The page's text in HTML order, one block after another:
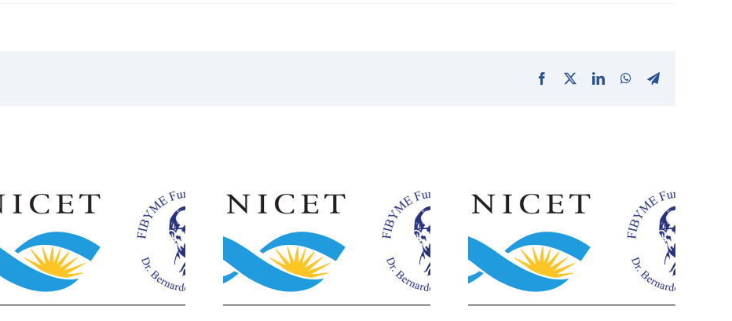
Facebook LinkedInWhatsAppTelegram